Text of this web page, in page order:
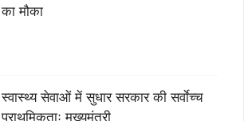
का मौका
स्वास्थ्य सेवाओं में सुधार सरकार की सर्वाेच्च
प्राथमिकताः मुख्यमंत्री